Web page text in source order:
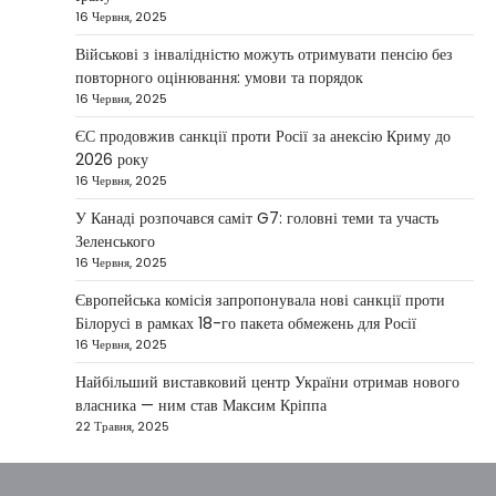
Президент України Володимир Зеленський
повідомив, що Київ готовий підтримати
міжнародних партнерів у стабілізації ситуації
на…
НОВИНИ
Конфлікт на Близькому Сході
паралізував туризм і
авіаперевезення
1 Березня, 2026
Загострення конфлікту на Близькому Сході
суттєво вплинуло на міжнародні подорожі та
туристичну індустрію. Після ударів…
США не відкидають можливість
удару по Ірану у разі провалу
переговорів
Kolomysheva Anastasiya
17 Червня,
16 Червня, 2025
Військові з інвалідністю можуть отримувати пенсію без
повторного оцінювання: умови та порядок
16 Червня, 2025
ЄС продовжив санкції проти Росії за анексію Криму до
2026 року
16 Червня, 2025
У Канаді розпочався саміт G7: головні теми та участь
Зеленського
16 Червня, 2025
Європейська комісія запропонувала нові санкції проти
Білорусі в рамках 18-го пакета обмежень для Росії
16 Червня, 2025
Найбільший виставковий центр України отримав нового
власника — ним став Максим Кріппа
22 Травня, 2025